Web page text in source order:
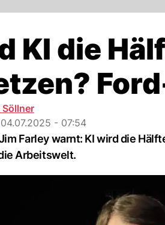
KI die
Söllner
04.07.2025 - 07:54
Farley warnt: KI wird die
Arbeitswelt.